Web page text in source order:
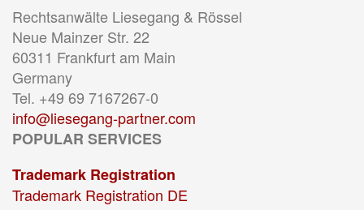
Rechtsanwälte Liesegang & Rössel
Neue Mainzer Str. 22
60311 Frankfurt am Main
Germany
Tel. +49 69 7167267-0
info@liesegang-partner.com
POPULAR SERVICES
Trademark Registration
Trademark Registration DE